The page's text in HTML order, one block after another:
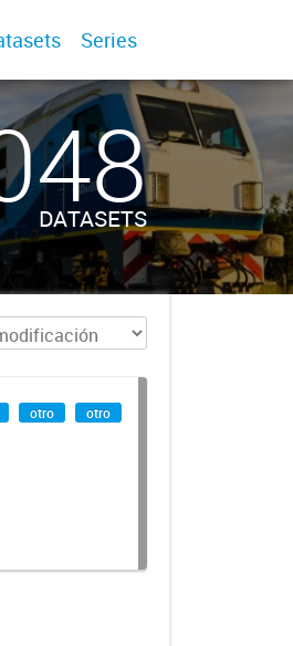
Series
DATASETS
otro otro